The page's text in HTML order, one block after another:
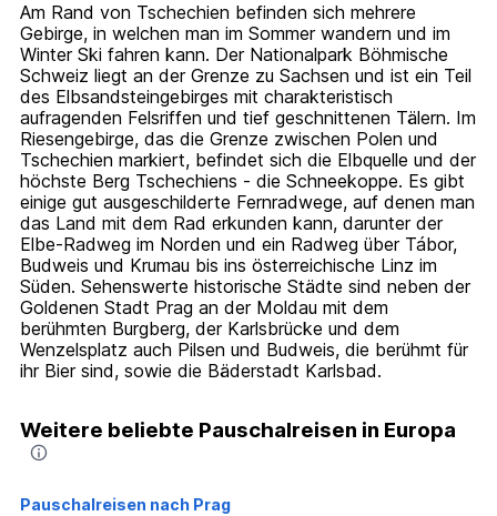
Am Rand von Tschechien befinden sich mehrere
Gebirge, in welchen man im Sommer wandern und im
Winter Ski fahren kann. Der Nationalpark Böhmische
Schweiz liegt an der Grenze zu Sachsen und ist ein Teil
des Elbsandsteingebirges mit charakteristisch
aufragenden Felsriffen und tief geschnittenen Tälern. Im
Riesengebirge, das die Grenze zwischen Polen und
Tschechien markiert, befindet sich die Elbquelle und der
höchste Berg Tschechiens - die Schneekoppe. Es gibt
einige gut ausgeschilderte Fernradwege, auf denen man
das Land mit dem Rad erkunden kann, darunter der
Elbe-Radweg im Norden und ein Radweg über Tábor,
Budweis und Krumau bis ins österreichische Linz im
Süden. Sehenswerte historische Städte sind neben der
Goldenen Stadt Prag an der Moldau mit dem
berühmten Burgberg, der Karlsbrücke und dem
Wenzelsplatz auch Pilsen und Budweis, die berühmt für
ihr Bier sind, sowie die Bäderstadt Karlsbad.
Weitere beliebte Pauschalreisen in Europa
Pauschalreisen nach Prag